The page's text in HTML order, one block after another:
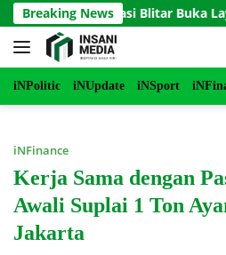
Langsung
ke
konten
Breaking News
81, Imigrasi Blitar Buka Layanan
iNPolitic iNUpdate iNSport
iNFinance
Kerja Sama dengan
Awali Suplai 1 Ton
Jakarta